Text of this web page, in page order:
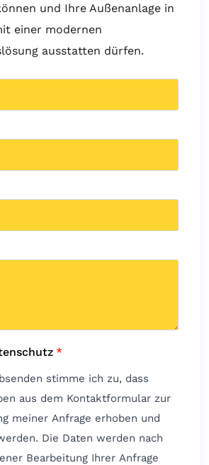
und Ihre Außenanlage in
einer modernen
ausstatten dürfen.
*
stimme ich zu, dass
aus dem Kontaktformular zur
meiner Anfrage erhoben und
Die Daten werden nach
Bearbeitung Ihrer Anfrage